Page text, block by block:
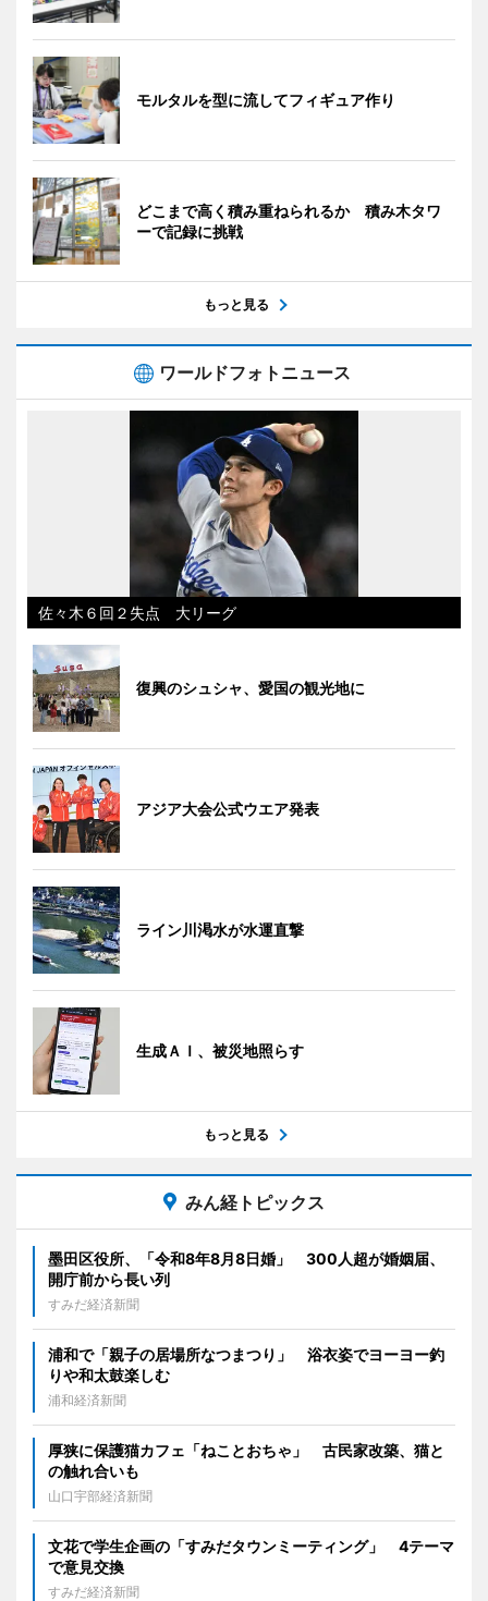
モルタルを型に流してフィギュア作り
どこまで高く積み重ねられるか 積み木タワ
ーで記録に挑戦
もっと見る
ワールドフォトニュース
佐々木６回２失点 大リーグ
復興のシュシャ、愛国の観光地に
アジア大会公式ウエア発表
ライン川渇水が水運直撃
生成ＡＩ、被災地照らす
もっと見る
みん経トピックス
墨田区役所、「令和8年8月8日婚」 300人超が婚姻届、
開庁前から長い列
すみだ経済新聞
浦和で「親子の居場所なつまつり」 浴衣姿でヨーヨー釣
りや和太鼓楽しむ
浦和経済新聞
厚狭に保護猫カフェ「ねことおちゃ」 古民家改築、猫と
の触れ合いも
山口宇部経済新聞
文花で学生企画の「すみだタウンミーティング」 4テーマ
で意見交換
すみだ経済新聞